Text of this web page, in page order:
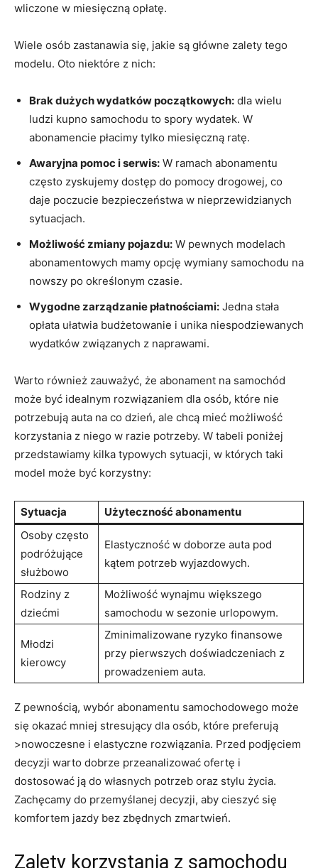
wliczone w miesięczną opłatę.
Wiele osób zastanawia się, jakie są główne zalety tego⁤
modelu. ‍Oto niektóre z ⁣nich:
Brak ⁢dużych wydatków początkowych: dla wielu
ludzi kupno samochodu to spory wydatek.‍ W
⁢abonamencie⁤ płacimy⁣ tylko miesięczną ratę.
Awaryjna pomoc i serwis: W⁤ ramach abonamentu
często zyskujemy dostęp do‍ pomocy drogowej, co
daje poczucie bezpieczeństwa w nieprzewidzianych
sytuacjach.
Możliwość zmiany pojazdu: W pewnych modelach
abonamentowych mamy opcję wymiany‍ samochodu na⁤
nowszy ⁤po określonym ‌czasie.
Wygodne ‌zarządzanie płatnościami: Jedna stała
opłata ⁤ułatwia budżetowanie i unika niespodziewanych
wydatków związanych z naprawami.
Warto również zauważyć, że abonament na samochód
może być⁤ idealnym⁢ rozwiązaniem⁤ dla osób, które nie
potrzebują auta na ⁢co⁢ dzień, ale ‌chcą mieć możliwość
korzystania‌ z niego ⁤w razie potrzeby. W tabeli poniżej
przedstawiamy ‍kilka ‍typowych ⁤sytuacji, w których taki
model może być korzystny:
Sytuacja
Użyteczność‌ abonamentu
Osoby często
podróżujące
służbowo
Elastyczność ‍w doborze ‌auta pod
⁢kątem ⁤potrzeb wyjazdowych.
Rodziny z
dziećmi
Możliwość wynajmu większego
⁢samochodu w sezonie urlopowym.
Młodzi
kierowcy
Zminimalizowane ryzyko ​finansowe
przy pierwszych doświadczeniach z
prowadzeniem auta.
Z⁤ pewnością, wybór abonamentu samochodowego może
się ‍okazać mniej stresujący dla osób, ⁤które preferują
>nowoczesne i elastyczne rozwiązania. Przed podjęciem
‍decyzji warto dobrze przeanalizować ofertę ​i
dostosować ją do własnych potrzeb oraz stylu ⁣życia.⁣
Zachęcamy do przemyślanej decyzji, aby cieszyć się
komfortem jazdy ⁤bez zbędnych zmartwień.
Zalety korzystania z samochodu